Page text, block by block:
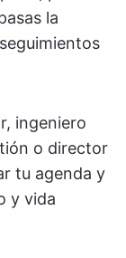
la
ingeniero
o director
tu agenda y
y vida